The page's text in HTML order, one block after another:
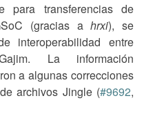
para transferencias de
(gracias ahrxi), se
interoperabilidad entre
La información
a algunas correcciones
archivos Jingle (#9692,